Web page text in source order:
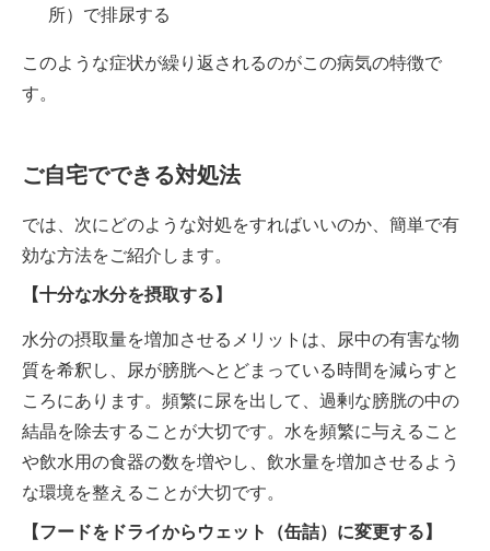
所）で排尿する
このような症状が繰り返されるのがこの病気の特徴で
す。
ご自宅でできる対処法
では、次にどのような対処をすればいいのか、簡単で有
効な方法をご紹介します。
【十分な水分を摂取する】
水分の摂取量を増加させるメリットは、尿中の有害な物
質を希釈し、尿が膀胱へとどまっている時間を減らすと
ころにあります。頻繁に尿を出して、過剰な膀胱の中の
結晶を除去することが大切です。水を頻繁に与えること
や飲水用の食器の数を増やし、飲水量を増加させるよう
な環境を整えることが大切です。
【フードをドライからウェット（缶詰）に変更する】